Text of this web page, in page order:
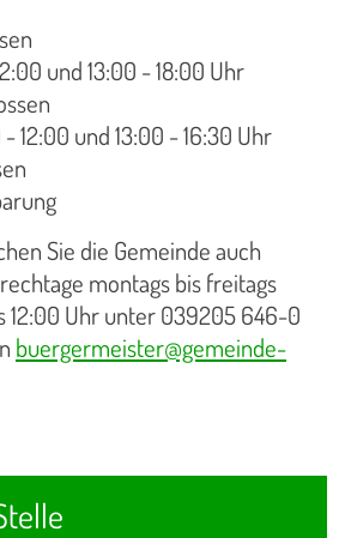
und 13:00 - 18:00 Uhr
12:00 und 13:00 - 16:30 Uhr
Sie die Gemeinde auch
montags bis freitags
12:00 Uhr unter 039205 646-0
buergermeister@gemeinde-